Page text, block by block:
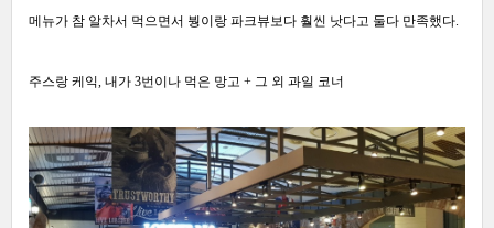
메뉴가 참 알차서 먹으면서 붱이랑 파크뷰보다 훨씬 낫다고 둘다 만족했다.
주스랑 케익, 내가 3번이나 먹은 망고 + 그 외 과일 코너